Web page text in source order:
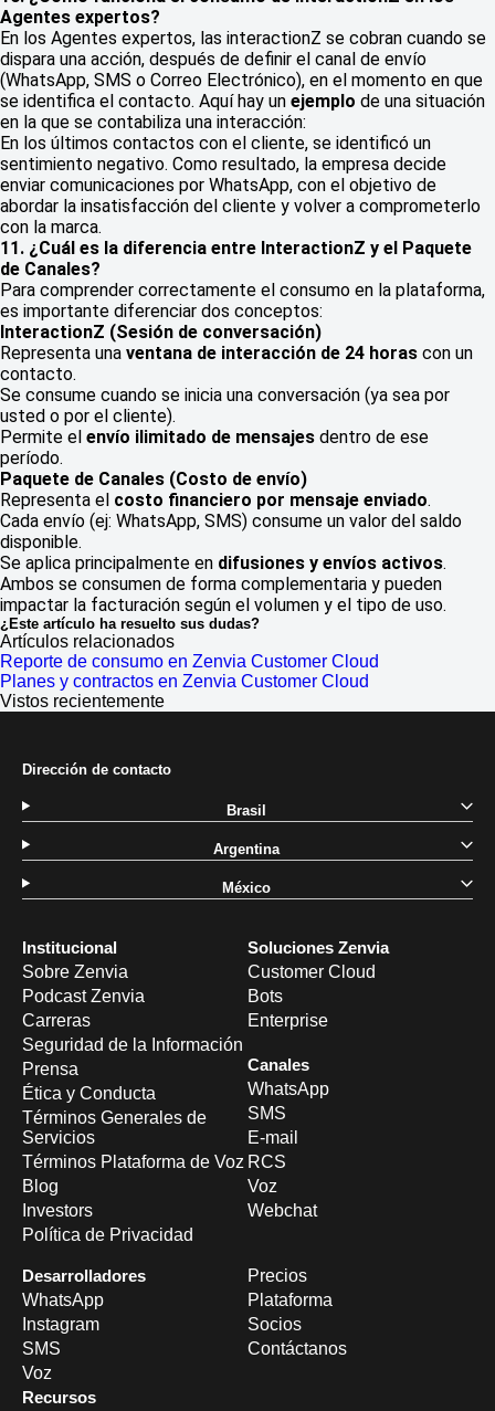
Agentes expertos?
En los Agentes expertos, las interactionZ se cobran cuando se
dispara una acción, después de definir el canal de envío
(WhatsApp, SMS o Correo Electrónico), en el momento en que
se identifica el contacto. Aquí hay un ejemplo de una situación
en la que se contabiliza una interacción:
En los últimos contactos con el cliente, se identificó un
sentimiento negativo. Como resultado, la empresa decide
enviar comunicaciones por WhatsApp, con el objetivo de
abordar la insatisfacción del cliente y volver a comprometerlo
con la marca.
11. ¿Cuál es la diferencia entre InteractionZ y el Paquete
de Canales?
Para comprender correctamente el consumo en la plataforma,
es importante diferenciar dos conceptos:
InteractionZ (Sesión de conversación)
Representa una ventana de interacción de 24 horas con un
contacto.
Se consume cuando se inicia una conversación (ya sea por
usted o por el cliente).
Permite el envío ilimitado de mensajes dentro de ese
período.
Paquete de Canales (Costo de envío)
Representa el costo financiero por mensaje enviado.
Cada envío (ej: WhatsApp, SMS) consume un valor del saldo
disponible.
Se aplica principalmente en difusiones y envíos activos.
Ambos se consumen de forma complementaria y pueden
impactar la facturación según el volumen y el tipo de uso.
¿Este artículo ha resuelto sus dudas?
Artículos relacionados
Reporte de consumo en Zenvia Customer Cloud
Planes y contractos en Zenvia Customer Cloud
Vistos recientemente
Institucional
Sobre Zenvia
Podcast Zenvia
Carreras
Seguridad de la Información
Prensa
Ética y Conducta
Términos Generales de
Servicios
Términos Plataforma de Voz
Blog
Investors
Política de Privacidad
Soluciones Zenvia
Customer Cloud
Bots
Enterprise
Canales
WhatsApp
SMS
E-mail
RCS
Voz
Webchat
Desarrolladores
WhatsApp
Instagram
SMS
Voz
Recursos
Precios
Plataforma
Socios
Contáctanos
Dirección de contacto
Brasil
Argentina
México